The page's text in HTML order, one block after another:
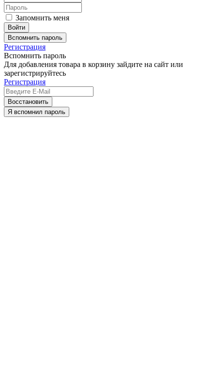
Запомнить меня
Вспомнить пароль
Регистрация
Вспомнить пароль
Для добавления товара в корзину зайдите на сайт или
зарегистрируйтесь
Регистрация
Восстановить
Я вспомнил пароль